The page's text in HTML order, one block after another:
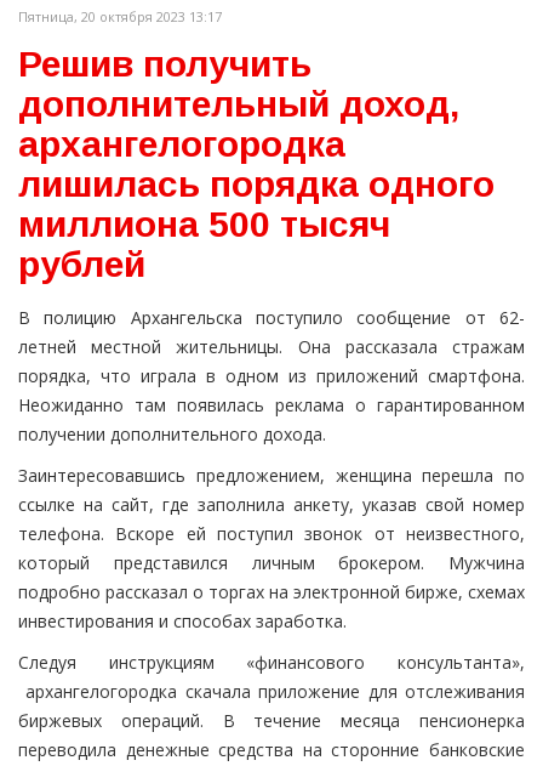
Пятница, 20 октября 2023 13:17
Решив получить
дополнительный доход,
архангелогородка
лишилась порядка одного
миллиона 500 тысяч
рублей
В полицию Архангельска поступило сообщение от 62-
летней местной жительницы. Она рассказала стражам
порядка, что играла в одном из приложений смартфона.
Неожиданно там появилась реклама о гарантированном
получении дополнительного дохода.
Заинтересовавшись предложением, женщина перешла по
ссылке на сайт, где заполнила анкету, указав свой номер
телефона. Вскоре ей поступил звонок от неизвестного,
который представился личным брокером. Мужчина
подробно рассказал о торгах на электронной бирже, схемах
инвестирования и способах заработка.
Следуя инструкциям «финансового консультанта»,
архангелогородка скачала приложение для отслеживания
биржевых операций. В течение месяца пенсионерка
переводила денежные средства на сторонние банковские